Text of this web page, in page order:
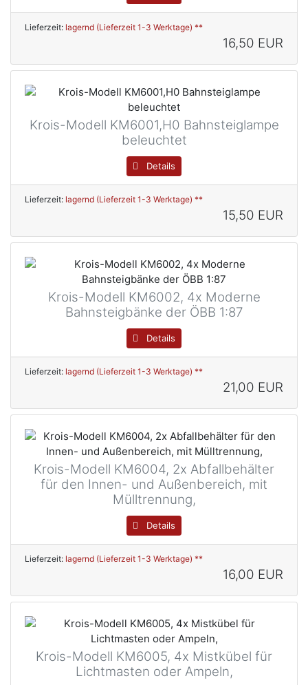
Lieferzeit: lagernd (Lieferzeit 1-3 Werktage) **
16,50 EUR
Krois-Modell KM6001,H0 Bahnsteiglampe
beleuchtet
Details
Lieferzeit: lagernd (Lieferzeit 1-3 Werktage) **
15,50 EUR
Krois-Modell KM6002, 4x Moderne
Bahnsteigbänke der ÖBB 1:87
Details
Lieferzeit: lagernd (Lieferzeit 1-3 Werktage) **
21,00 EUR
Krois-Modell KM6004, 2x Abfallbehälter
für den Innen- und Außenbereich, mit
Mülltrennung,
Details
Lieferzeit: lagernd (Lieferzeit 1-3 Werktage) **
16,00 EUR
Krois-Modell KM6005, 4x Mistkübel für
Lichtmasten oder Ampeln,